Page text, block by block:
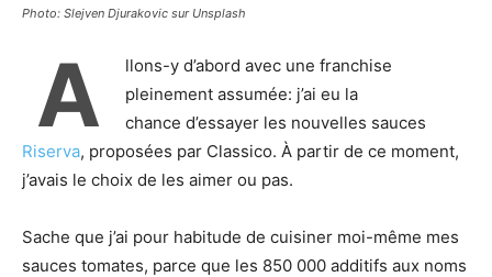
Photo: Slejven Djurakovic sur Unsplash
A
llons-y d’abord avec une franchise
pleinement assumée: j’ai eu la
chance d’essayer les nouvelles sauces
Riserva, proposées par Classico. À partir de ce moment,
j’avais le choix de les aimer ou pas.
Sache que j’ai pour habitude de cuisiner moi-même mes
sauces tomates, parce que les 850 000 additifs aux noms